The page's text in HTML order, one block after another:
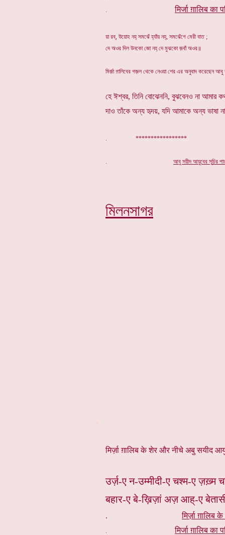
. मिर्जा ग़ालिब का
য়া রব্, উয়োহ নহ্ সমঝেঁ হ্যাঁয় নহ্, সমঝেঁগে মেরী বাত ;
দে অওর দিল উনকো জো নহ্ দে মুঝকো জ়বাঁ অওর॥
মির্জ়া গ়ালিবের গজ়ল থেকে নেওয়া শের এর অনুবাদ করেছেন
হে ঈশ্বর, তিনি বোঝেননি, বুঝবেনও না আমার
দাও তাঁকে অন্য হৃদয়, যদি আমাকে অন্য ভাষা
. *****************
. আবু সয়ীদ আয়ুবের সূচির
মিলনসাগর
मिर्ज़ा ग़ालिब के शेर और नीचे अबु सयीद
उर्ज़-ए न-उम्मीदी-ए चश्म-ए ज़ख़्म
बहार-ए बे-ख़िज़ां अज़ आह्-ए
.मिर्ज़ा ग़ालिब
. मिर्जा ग़ालिब का